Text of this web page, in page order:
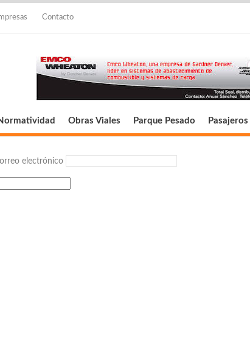
Contacto
Obras Viales Parque Pesado Pasajeros
electrónico